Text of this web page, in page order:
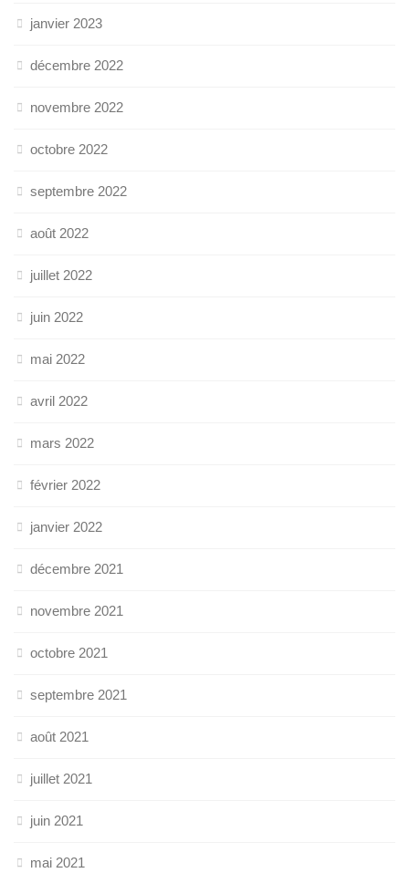
janvier 2023
décembre 2022
novembre 2022
octobre 2022
septembre 2022
août 2022
juillet 2022
juin 2022
mai 2022
avril 2022
mars 2022
février 2022
janvier 2022
décembre 2021
novembre 2021
octobre 2021
septembre 2021
août 2021
juillet 2021
juin 2021
mai 2021